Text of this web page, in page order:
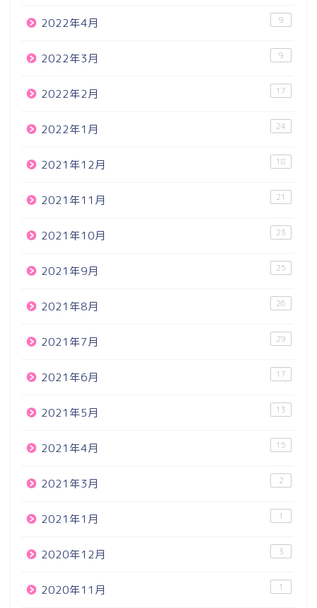
2022年4月 9
2022年3月 9
2022年2月 17
2022年1月 24
2021年12月 18
2021年11月 21
2021年10月 23
2021年9月 25
2021年8月 26
2021年7月 29
2021年6月 17
2021年5月 13
2021年4月 15
2021年3月 2
2021年1月 1
2020年12月 3
2020年11月 1